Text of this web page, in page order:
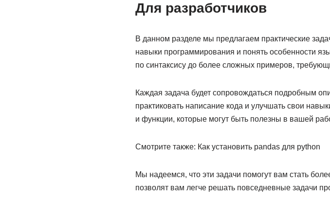
Для разработчиков
В данном разделе мы предлагаем практические
навыки программирования и понять особенности
по синтаксису до более сложных примеров,
Каждая задача будет сопровождаться подробным
практиковать написание кода и улучшать свои
и функции, которые могут быть полезны в вашей
Смотрите также: Как установить pandas для python
Мы надеемся, что эти задачи помогут вам стать
позволят вам легче решать повседневные задачи